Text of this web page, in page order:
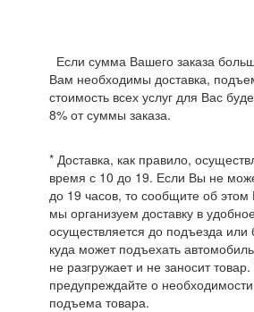
Если сумма Вашего заказа
Вам необходимы доставка,
стоимость всех услуг для Вас
8% от суммы заказа.
* Доставка, как правило,
время с 10 до 19. Если Вы не
до 19 часов, то сообщите об
мы организуем доставку в
осуществляется до подъезда
куда может подъехать
не разгружает и не заносит
предупреждайте о необходимости
подъема товара.